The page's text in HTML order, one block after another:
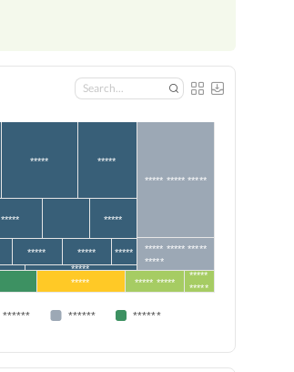
***** *****
***** *****
***** *****
*****
*****
***** ***** *****
***** ***** *****
*****
***** ***** *****
*****
*****
****** ****** ******